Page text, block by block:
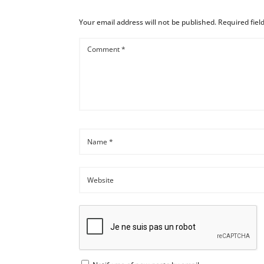
Your email address will not be published. Required